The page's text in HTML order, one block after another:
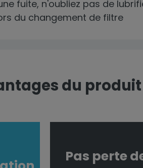
fuite, n'oubliez pas de
du changement de filtre
du produit
Pas perte